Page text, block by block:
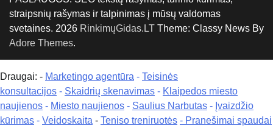
straipsnių rašymas ir talpinimas į mūsų valdomas
svetaines. 2026 RinkimųGidas.LT Theme: Classy News By
Adore Themes.
Draugai: - Marketingo agentūra - Teisinės
konsultacijos - Skaidrių skenavimas - Klaipedos miesto
naujienos - Miesto naujienos - Saulius Narbutas - Įvaizdžio
kūrimas - Veidoskaita - Teniso treniruotės - Pranešimai spaudai